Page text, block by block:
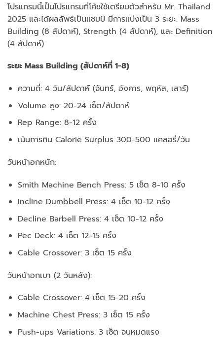
โปรแกรมนี้เป็นโปรแกรมที่โค้ชใช้เตรียมตัวสำหรับ Mr. Thailand
2025 และได้ผลลัพธ์เป็นแชมป์ มีการแบ่งเป็น 3 ระยะ: Mass
Building (8 สัปดาห์), Strength (4 สัปดาห์), และ Definition
(4 สัปดาห์)
ระยะ Mass Building (สัปดาห์ที่ 1-8)
ความถี่: 4 วัน/สัปดาห์ (จันทร์, อังคาร, พฤหัส, เสาร์)
Volume สูง: 20-24 เซ็ต/สัปดาห์
Rep Range: 8-12 ครั้ง
เน้นการกิน Calorie Surplus 300-500 แคลอรี่/วัน
วันหน้าอกหนัก:
Smith Machine Bench Press: 5 เซ็ต 8-10 ครั้ง
Incline Dumbbell Press: 4 เซ็ต 10-12 ครั้ง
Decline Barbell Press: 4 เซ็ต 10-12 ครั้ง
Pec Deck: 4 เซ็ต 12-15 ครั้ง
Cable Crossover: 3 เซ็ต 15 ครั้ง
วันหน้าอกเบา (2 วันหลัง):
Cable Crossover: 4 เซ็ต 15-20 ครั้ง
Machine Chest Press: 3 เซ็ต 15 ครั้ง
Push-ups Variations: 3 เซ็ต จนหมดแรง